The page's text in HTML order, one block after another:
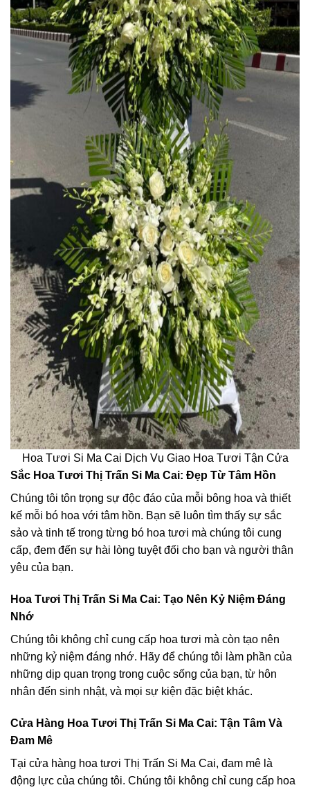
Hoa Tươi Si Ma Cai Dịch Vụ Giao Hoa Tươi Tận Cửa
Sắc Hoa Tươi Thị Trấn Si Ma Cai: Đẹp Từ Tâm Hồn
Chúng tôi tôn trọng sự độc đáo của mỗi bông hoa và thiết
kế mỗi bó hoa với tâm hồn. Bạn sẽ luôn tìm thấy sự sắc
sảo và tinh tế trong từng bó hoa tươi mà chúng tôi cung
cấp, đem đến sự hài lòng tuyệt đối cho bạn và người thân
yêu của bạn.
Hoa Tươi Thị Trấn Si Ma Cai: Tạo Nên Kỷ Niệm Đáng
Nhớ
Chúng tôi không chỉ cung cấp hoa tươi mà còn tạo nên
những kỷ niệm đáng nhớ. Hãy để chúng tôi làm phần của
những dịp quan trọng trong cuộc sống của bạn, từ hôn
nhân đến sinh nhật, và mọi sự kiện đặc biệt khác.
Cửa Hàng Hoa Tươi Thị Trấn Si Ma Cai: Tận Tâm Và
Đam Mê
Tại cửa hàng hoa tươi Thị Trấn Si Ma Cai, đam mê là
động lực của chúng tôi. Chúng tôi không chỉ cung cấp hoa